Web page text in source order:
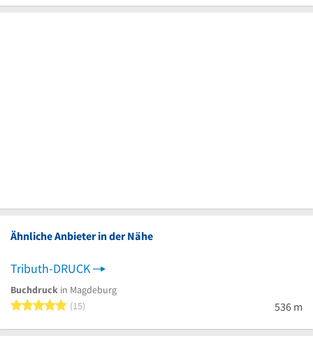
Ähnliche Anbieter in der Nähe
Tributh-DRUCK
Buchdruck in Magdeburg
5 von 5 Sternen
15 536 m